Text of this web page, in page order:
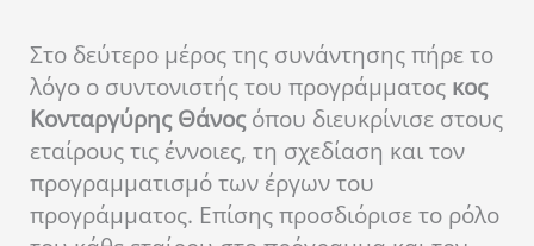
Στο δεύτερο μέρος της συνάντησης πήρε το
λόγο ο συντονιστής του προγράμματος κος
Κονταργύρης Θάνοςόπου διευκρίνισε στους
εταίρους τις έννοιες, τη σχεδίαση και τον
προγραμματισμό των έργων του
προγράμματος. Επίσης προσδιόρισε το ρόλο